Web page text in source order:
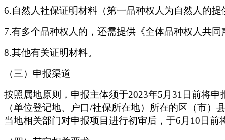
6.自然人社保证明材料（第一品种权人为自然人的提
7.有多个品种权人的，还需提供《全体品种权人共同
8.其他有关证明材料。
（三）申报渠道
按照属地原则，申报主体须于2023年5月31日前将
（单位登记地、户口/社保所在地）所在的区（市
当地相关部门对申报项目进行初审后，于6月10日